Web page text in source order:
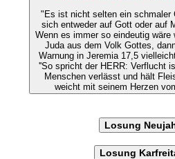
"Es ist nicht selten ein schmaler
sich entweder auf Gott oder auf
Wenn es immer so eindeutig
Juda aus dem Volk Gottes,
Warnung in Jeremia 17,5
''So spricht der HERR: Verflucht
Menschen verlässt und hält
weicht mit seinem Herzen
Losung
Losung